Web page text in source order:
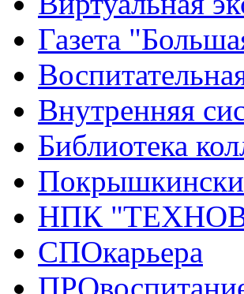
Газета
Внутренняя
Библиотека
НПК
СПОкарьера